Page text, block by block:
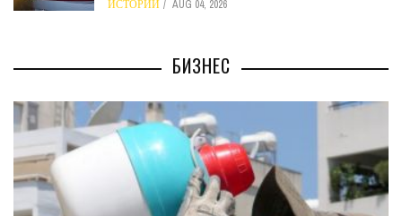
ИСТОРИИ AUG 04, 2026
БИЗНЕС